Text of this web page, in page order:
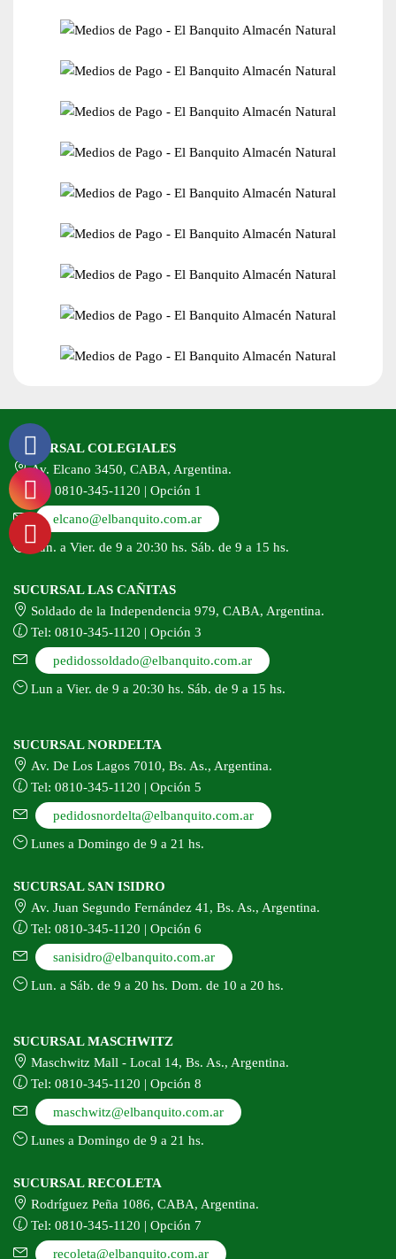
SUCURSAL COLEGIALES
Av. Elcano 3450, CABA, Argentina.
Tel: 0810-345-1120 | Opción 1
elcano@elbanquito.com.ar
Lun. a Vier. de 9 a 20:30 hs. Sáb. de 9 a 15 hs.
SUCURSAL LAS CAÑITAS
Soldado de la Independencia 979, CABA, Argentina.
Tel: 0810-345-1120 | Opción 3
pedidossoldado@elbanquito.com.ar
Lun a Vier. de 9 a 20:30 hs. Sáb. de 9 a 15 hs.
SUCURSAL NORDELTA
Av. De Los Lagos 7010, Bs. As., Argentina.
Tel: 0810-345-1120 | Opción 5
pedidosnordelta@elbanquito.com.ar
Lunes a Domingo de 9 a 21 hs.
SUCURSAL SAN ISIDRO
Av. Juan Segundo Fernández 41, Bs. As., Argentina.
Tel: 0810-345-1120 | Opción 6
sanisidro@elbanquito.com.ar
Lun. a Sáb. de 9 a 20 hs. Dom. de 10 a 20 hs.
SUCURSAL MASCHWITZ
Maschwitz Mall - Local 14, Bs. As., Argentina.
Tel: 0810-345-1120 | Opción 8
maschwitz@elbanquito.com.ar
Lunes a Domingo de 9 a 21 hs.
SUCURSAL RECOLETA
Rodríguez Peña 1086, CABA, Argentina.
Tel: 0810-345-1120 | Opción 7
recoleta@elbanquito.com.ar